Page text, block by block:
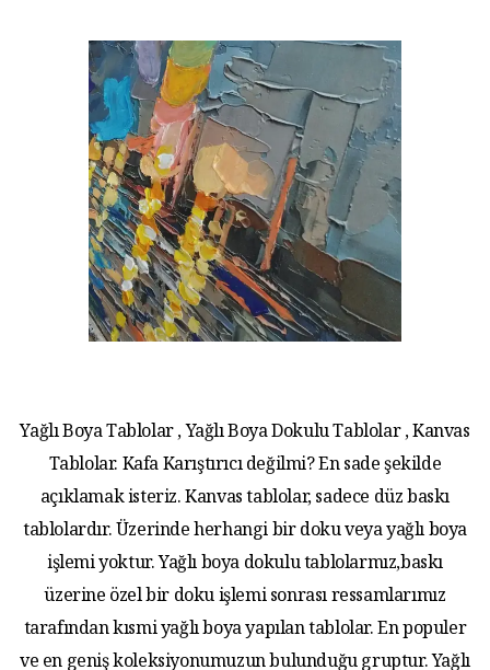
Yağlı Boya Tablolar , Yağlı Boya Dokulu Tablolar , Kanvas
Tablolar. Kafa Karıştırıcı değilmi? En sade şekilde
açıklamak isteriz. Kanvas tablolar, sadece düz baskı
tablolardır. Üzerinde herhangi bir doku veya yağlı boya
işlemi yoktur. Yağlı boya dokulu tablolarmız,baskı
üzerine özel bir doku işlemi sonrası ressamlarımız
tarafından kısmi yağlı boya yapılan tablolar. En populer
ve en geniş koleksiyonumuzun bulunduğu gruptur. Yağlı